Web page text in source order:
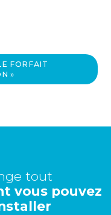
FORFAIT
»
tout
vous pouvez